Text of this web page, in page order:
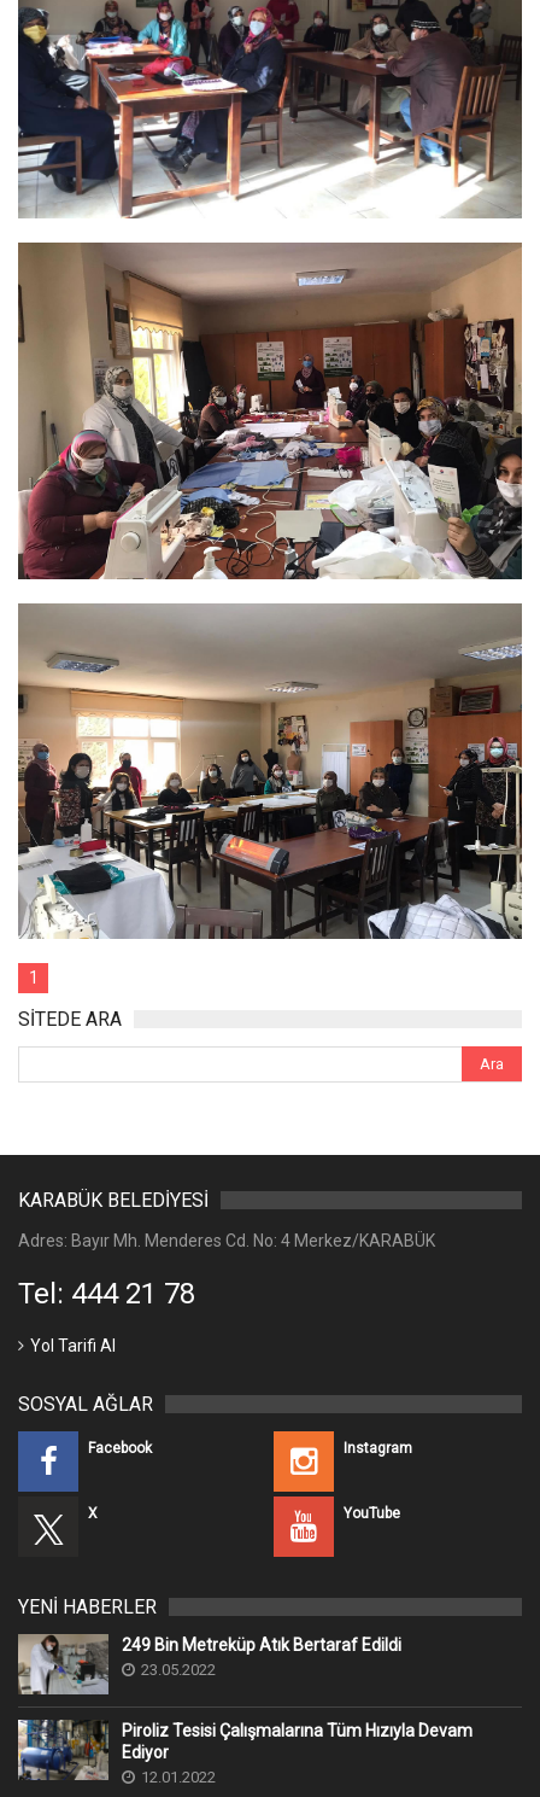
1
SİTEDE ARA
KARABÜK BELEDİYESİ
Adres: Bayır Mh. Menderes Cd. No: 4 Merkez/KARABÜK
Tel: 444 21 78
Yol Tarifi Al
SOSYAL AĞLAR
Facebook Instagram
X YouTube
YENİ HABERLER
249 Bin Metreküp Atık Bertaraf Edildi
23.05.2022
Piroliz Tesisi Çalışmalarına Tüm Hızıyla Devam
Ediyor
12.01.2022